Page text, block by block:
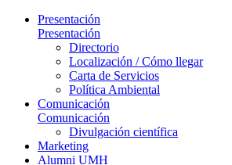
Presentación
Presentación
Directorio
Localización / Cómo llegar
Carta de Servicios
Política Ambiental
Comunicación
Comunicación
Divulgación científica
Marketing
Alumni UMH